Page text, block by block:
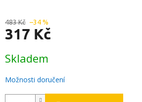
483 Kč –34 %
317 Kč
cena:
Skladem
Možnosti doručení